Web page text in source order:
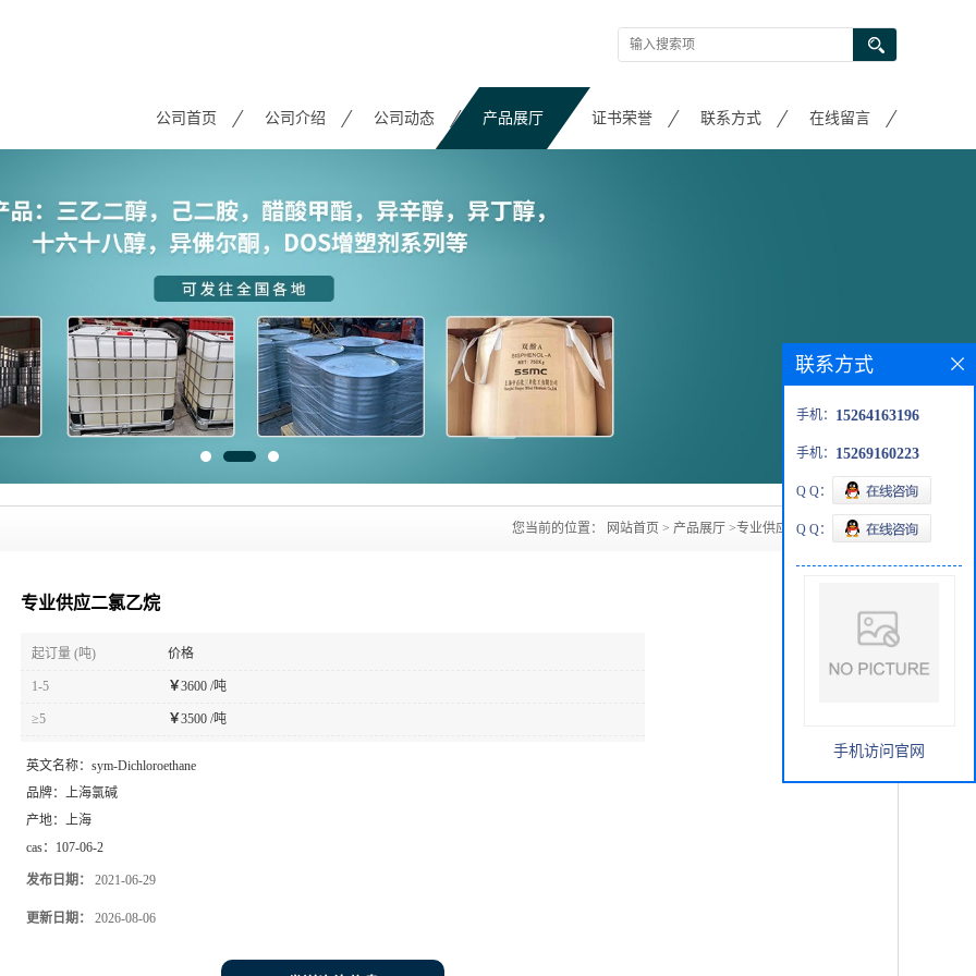
公司首页 公司介绍 公司动态 产品展厅 证书荣誉 联系方式 在线留言
您当前的位置： 网站首页 > 产品展厅 >专业供应二氯乙烷
专业供应二氯乙烷
起订量 (吨) 价格
1-5 ￥3600 /吨
≥5 ￥3500 /吨
英文名称： sym-Dichloroethane
品牌： 上海氯碱
产地： 上海
cas： 107-06-2
发布日期： 2021-06-29
更新日期： 2026-08-06
联系方式
手机： 15264163196
手机： 15269160223
Q Q：
Q Q：
手机访问官网